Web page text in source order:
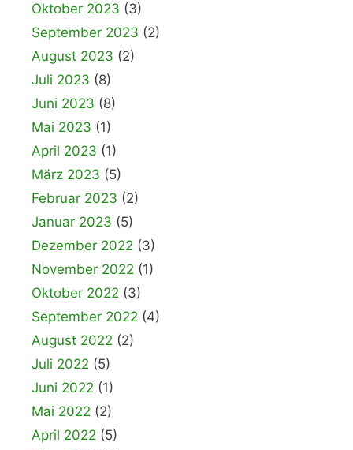
Oktober 2023 (3)
September 2023 (2)
August 2023 (2)
Juli 2023 (8)
Juni 2023 (8)
Mai 2023 (1)
April 2023 (1)
März 2023 (5)
Februar 2023 (2)
Januar 2023 (5)
Dezember 2022 (3)
November 2022 (1)
Oktober 2022 (3)
September 2022 (4)
August 2022 (2)
Juli 2022 (5)
Juni 2022 (1)
Mai 2022 (2)
April 2022 (5)